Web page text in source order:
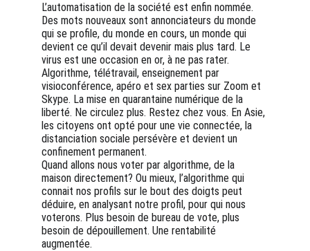
L’automatisation de la société est enfin nommée.
Des mots nouveaux sont annonciateurs du monde
qui se profile, du monde en cours, un monde qui
devient ce qu’il devait devenir mais plus tard. Le
virus est une occasion en or, à ne pas rater.
Algorithme, télétravail, enseignement par
visioconférence, apéro et sex parties sur Zoom et
Skype. La mise en quarantaine numérique de la
liberté. Ne circulez plus. Restez chez vous. En Asie,
les citoyens ont opté pour une vie connectée, la
distanciation sociale persévère et devient un
confinement permanent.
Quand allons nous voter par algorithme, de la
maison directement? Ou mieux, l’algorithme qui
connait nos profils sur le bout des doigts peut
déduire, en analysant notre profil, pour qui nous
voterons. Plus besoin de bureau de vote, plus
besoin de dépouillement. Une rentabilité
augmentée.